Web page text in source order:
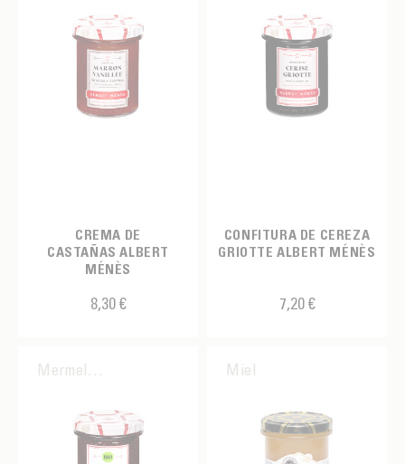
CREMA DE
CASTAÑAS ALBERT
MÉNÈS
8,30 €
CONFITURA DE CEREZA
GRIOTTE ALBERT MÉNÈS
7,20 €
Mermelada Miel